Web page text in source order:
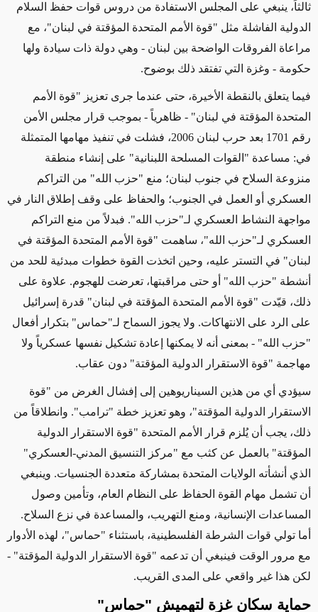
ثالثاً، ينبغي على المجلس الاستفادة من دروس قوات حفظ السلام
الدولية الفاشلة مثل "قوة الأمم المتحدة المؤقتة في لبنان"، مع
مراعاة الفروقات الواضحة بين لبنان - وهي دولة ذات سيادة ولها
حكومة - وغزة التي تفتقد ذلك بوضوح.
فيما يتعلق بالنقطة الأخيرة، حتى عندما جرى تعزيز "قوة الأمم
المتحدة المؤقتة في لبنان" - ظاهرياً - بموجب قرار مجلس الأمن
رقم 1701 بعد حرب لبنان 2006، فشلت في تنفيذ مهامها المتمثلة
في: مساعدة "القوات المسلحة اللبنانية" على إنشاء منطقة
منزوعة السلاح في جنوب لبنان؛ منع "حزب الله" من التراكم
العسكري أو العمل في الجنوب؛ والحفاظ على وقف إطلاق النار في
مواجهة النشاط العسكري لـ"حزب الله". فبدلاً من منع التراكم
العسكري لـ"حزب الله"، ساهمت "قوة الأمم المتحدة المؤقتة في
لبنان" في التستر عليه، وحين اتخذت القوة خطوات مبدئية للحد من
أنشطة "حزب الله" أو حتى مراقبتها، تعرضت للهجوم. علاوة على
ذلك، قيّدت "قوة الأمم المتحدة المؤقتة في لبنان" قدرة إسرائيل
على الرد على الانتهاكات. ولا يجوز السماح لـ"حماس" بتكرار أفعال
"حزب الله" - بمعنى أنه لا يمكنها إعادة تشكيل نفسها عسكرياً ولا
مهاجمة "قوة الاستقرار الدولية المؤقتة" دون عقاب.
سيؤدي أي من هذين السيناريوهين إلى إفشال الغرض من "قوة
الاستقرار الدولية المؤقتة"، وهو تعزيز خطة "ترامب". وانطلاقاً من
ذلك، يجب أن يُلزم قرار الأمم المتحدة "قوة الاستقرار الدولية
المؤقتة" بالعمل عن كثب مع "مركز التنسيق المدني-العسكري"
الذي أنشأته الولايات المتحدة بمشاركة متعددة الجنسيات. وينبغي
أن تشمل مهام القوة الحفاظ على النظام العام، وتأمين وصول
المساعدات الإنسانية، ومنع التهريب، والمساعدة في نزع السلاح.
أما تولي قوات الشرطة الفلسطينية، باستثناء "حماس"، لهذه الأدوار
مع مرور الوقت فينبغي أن تدعمه "قوة الاستقرار الدولية المؤقتة" -
لكن هذا غير واقعي على المدى القريب.
حماية سكان غزة لتهميش "حماس"